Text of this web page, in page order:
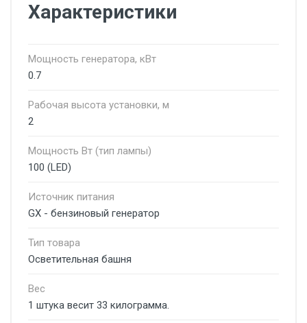
Характеристики
Мощность генератора, кВт
0.7
Рабочая высота установки, м
2
Мощность Вт (тип лампы)
100 (LED)
Источник питания
GX - бензиновый генератор
Тип товара
Осветительная башня
Вес
1 штука весит 33 килограмма.